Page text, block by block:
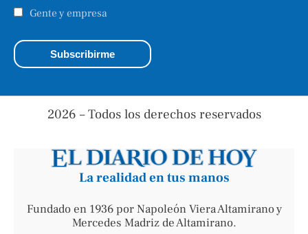
Gente y empresa
2026 – Todos los derechos reservados
La realidad en tus manos
Fundado en 1936 por Napoleón Viera Altamirano y
Mercedes Madriz de Altamirano.